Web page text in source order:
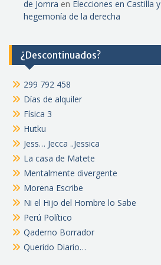
de Jomra en Elecciones en Castilla
hegemonía de la derecha
¿Descontinuados?
299 792 458
Días de alquiler
Física 3
Hutku
Jess… Jecca ..Jessica
La casa de Matete
Mentalmente divergente
Morena Escribe
Ni el Hijo del Hombre lo Sabe
Perú Político
Qaderno Borrador
Querido Diario…